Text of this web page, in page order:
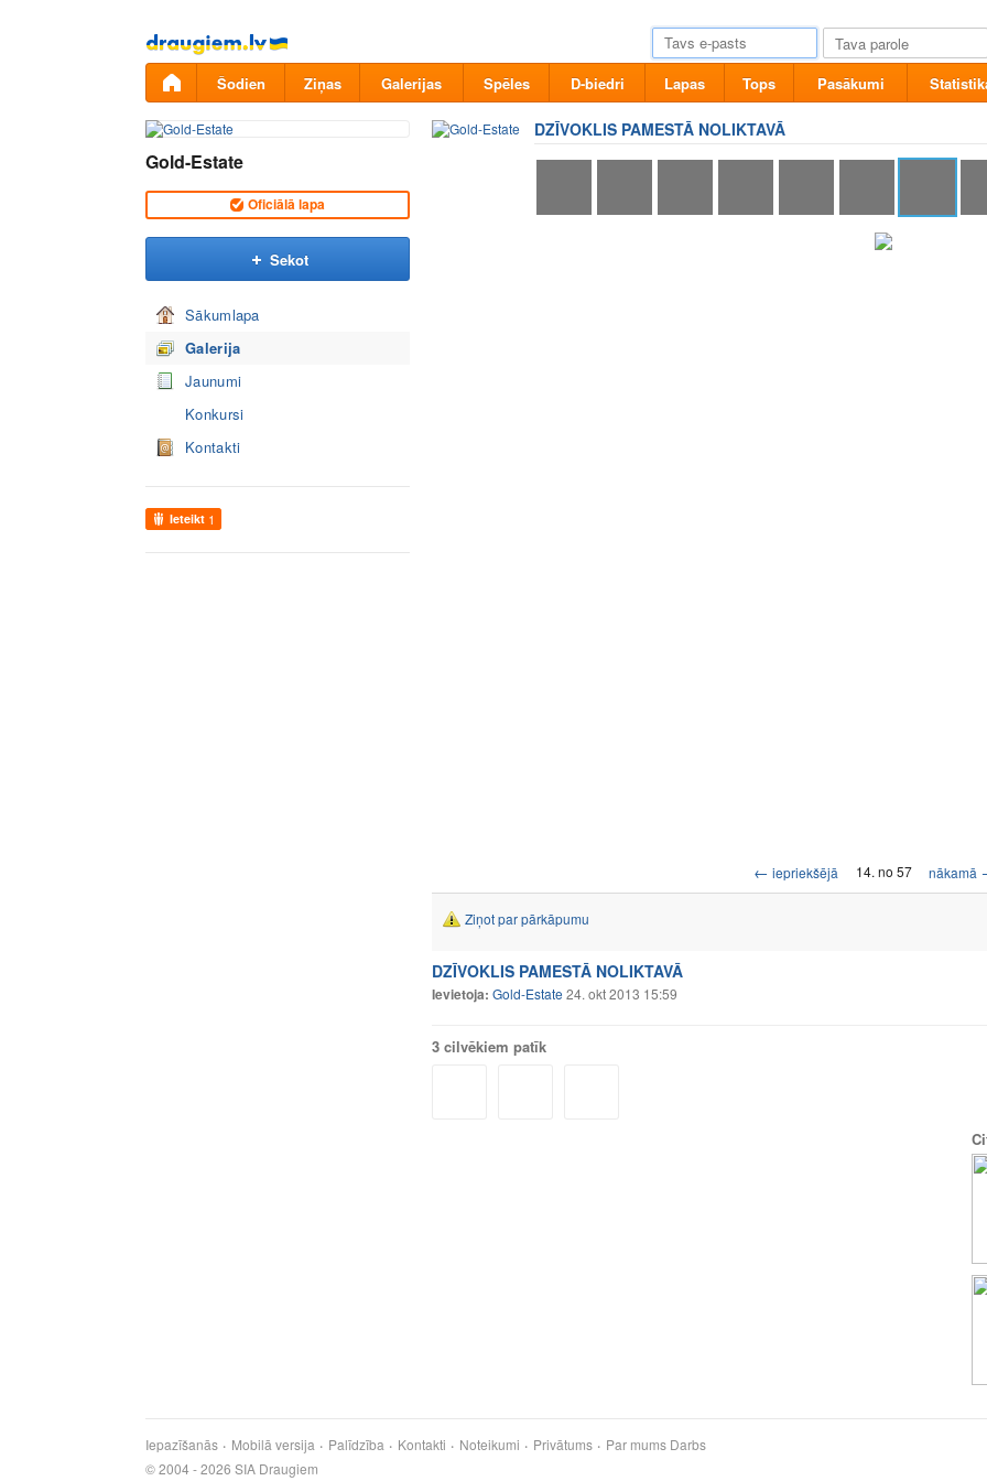
Pāriet
uz
saturu
Šodien Ziņas Galerijas Spēles D-biedri Lapas Tops Pasākumi
Gold-Estate
Oficiālā lapa
Sekot
Sākumlapa
Galerija
Jaunumi
Konkursi
Kontakti
Ieteikt 1
DZĪVOKLIS PAMESTĀ NOLIKTAVĀ
← iepriekšējā 14. no 57 nākamā
Ziņot par pārkāpumu
DZĪVOKLIS PAMESTĀ NOLIKTAVĀ
Ievietoja: Gold-Estate 24. okt 2013 15:59
3 cilvēkiem patīk
Iepazīšanās Mobilā versija Palīdzība Kontakti Noteikumi Privātums Par mums Darbs
© 2004 - 2026 SIA Draugiem